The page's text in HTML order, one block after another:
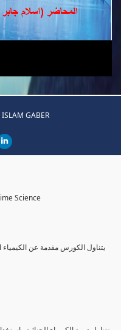
ISLAM GABER
Science
يتناول الكورس مقدمة عن الكيمياء